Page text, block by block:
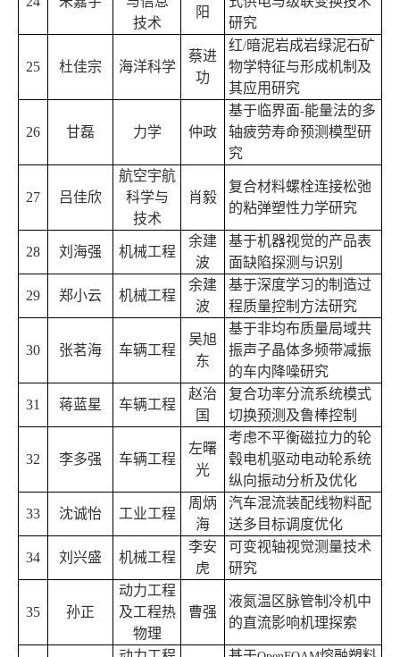
技术
阳
研究
25 杜佳宗 海洋科学
蔡进
功
红/暗泥岩成岩绿泥石矿
物学特征与形成机制及
其应用研究
26 甘磊 力学 仲政
基于临界面-能量法的多
轴疲劳寿命预测模型研
究
27 吕佳欣
航空宇航
科学与
技术
肖毅
复合材料螺栓连接松弛
的粘弹塑性力学研究
28 刘海强 机械工程
余建
波
基于机器视觉的产品表
面缺陷探测与识别
29 郑小云 机械工程
余建
波
基于深度学习的制造过
程质量控制方法研究
30 张茗海 车辆工程
吴旭
东
基于非均布质量局域共
振声子晶体多频带减振
的车内降噪研究
31 蒋蓝星 车辆工程
赵治
国
复合功率分流系统模式
切换预测及鲁棒控制
32 李多强 车辆工程
左曙
光
考虑不平衡磁拉力的轮
毂电机驱动电动轮系统
纵向振动分析及优化
33 沈诚怡 工业工程
周炳
海
汽车混流装配线物料配
送多目标调度优化
34 刘兴盛 机械工程
李安
虎
可变视轴视觉测量技术
研究
35 孙正
动力工程
及工程热
物理
曹强
液氮温区脉管制冷机中
的直流影响机理探索